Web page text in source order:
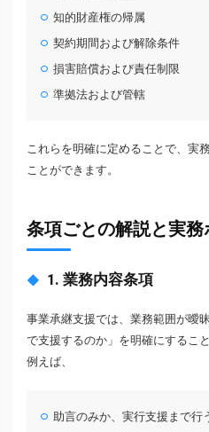
知的財産権の帰属
契約期間および解除条件
損害賠償および責任制限
準拠法および管轄
これらを明確に定めることで、実
ことができます。
条項ごとの解説と実務
1. 業務内容条項
事業承継支援では、業務範囲が曖
で支援するのか」を明確にするこ
例えば、
助言のみか、実行支援まで行